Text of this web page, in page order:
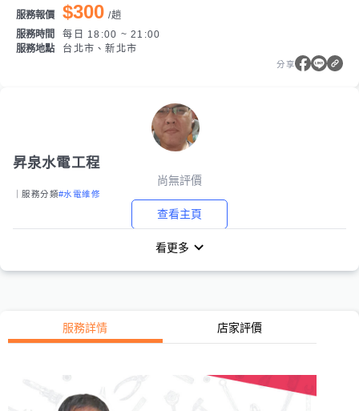
服務報價 $300 /趟
服務時間
每日 18:00 ~ 21:00
服務地點
台北市、新北市
分享
昇泉水電工程
尚無評價
｜服務分類#水電維修
查看主頁
看更多
服務詳情 店家評價